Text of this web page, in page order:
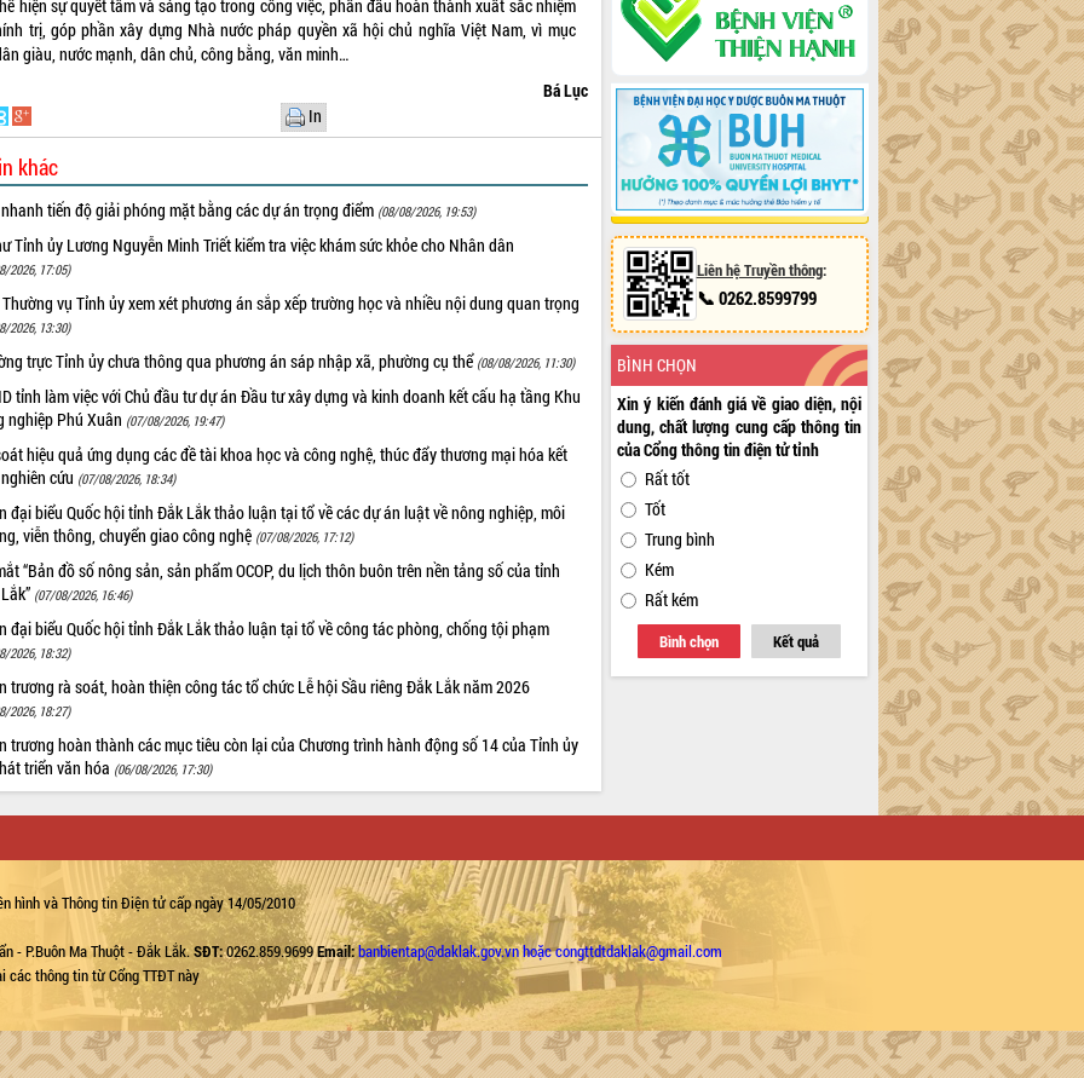
hiện sự quyết tâm và sáng tạo trong công việc, phấn đấu hoàn thành xuất sắc nhiệm
trị, góp phần xây dựng Nhà nước pháp quyền xã hội chủ nghĩa Việt Nam, vì mục
giàu, nước mạnh, dân chủ, công bằng, văn minh…
Bá Lục
In
khác
tiến độ giải phóng mặt bằng các dự án trọng điểm (08/08/2026, 19:53)
Tỉnh ủy Lương Nguyễn Minh Triết kiểm tra việc khám sức khỏe cho Nhân dân
2026, 17:05)
vụ Tỉnh ủy xem xét phương án sắp xếp trường học và nhiều nội dung quan trọng
2026, 13:30)
trực Tỉnh ủy chưa thông qua phương án sáp nhập xã, phường cụ thể (08/08/2026, 11:30)
tỉnh làm việc với Chủ đầu tư dự án Đầu tư xây dựng và kinh doanh kết cấu hạ tầng Khu
nghiệp Phú Xuân (07/08/2026, 19:47)
hiệu quả ứng dụng các đề tài khoa học và công nghệ, thúc đẩy thương mại hóa kết
cứu (07/08/2026, 18:34)
đại biểu Quốc hội tỉnh Đắk Lắk thảo luận tại tổ về các dự án luật về nông nghiệp, môi
viễn thông, chuyển giao công nghệ (07/08/2026, 17:12)
“Bản đồ số nông sản, sản phẩm OCOP, du lịch thôn buôn trên nền tảng số của tỉnh
(07/08/2026, 16:46)
đại biểu Quốc hội tỉnh Đắk Lắk thảo luận tại tổ về công tác phòng, chống tội phạm
2026, 18:32)
trương rà soát, hoàn thiện công tác tổ chức Lễ hội Sầu riêng Đắk Lắk năm 2026
2026, 18:27)
trương hoàn thành các mục tiêu còn lại của Chương trình hành động số 14 của Tỉnh ủy
triển văn hóa (06/08/2026, 17:30)
Liên hệ Truyền thông:
📞 0262.8599799
BÌNH CHỌN
Xin ý kiến đánh giá về giao diện, nội
dung, chất lượng cung cấp thông tin
của Cổng thông tin điện tử tỉnh
Rất tốt
Tốt
Trung bình
Kém
Rất kém
Bình chọn Kết quả
hình và Thông tin Điện tử cấp ngày 14/05/2010
- P.Buôn Ma Thuột - Đắk Lắk.SĐT:0262.859.9699Email:banbientap@daklak.gov.vn hoặc congttdtdaklak@gmail.com
các thông tin từ Cổng TTĐT này